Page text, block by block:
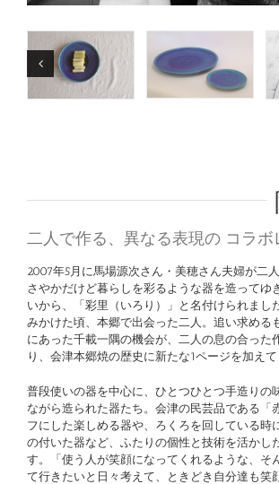
二人で作る、異なる表現の コラボ
2007年5月に馬場源次さん・美穂さん夫婦が二
さやかだけど暮らしを彩るような器を造ってゆ
いから、「彩里（いろり）」と名付けられまし
みかけた頃、本郷で出会った二人。追い求める
にあった千載一隅の機会が、二人の息の合った
り、会津本郷焼の歴史に新たな1ページを加えて
普段使いの器を中心に、ひとつひとつ手造りの
ながら造られた器たち。会津の民芸品である「
フにした楽しめる器や、ろくろを回している時
の付いた器など、ふたりの個性と技術を活かし
す。「使う人が笑顔になってくれるような、そ
て行きたいと日々考えて、ときどき自分達も笑